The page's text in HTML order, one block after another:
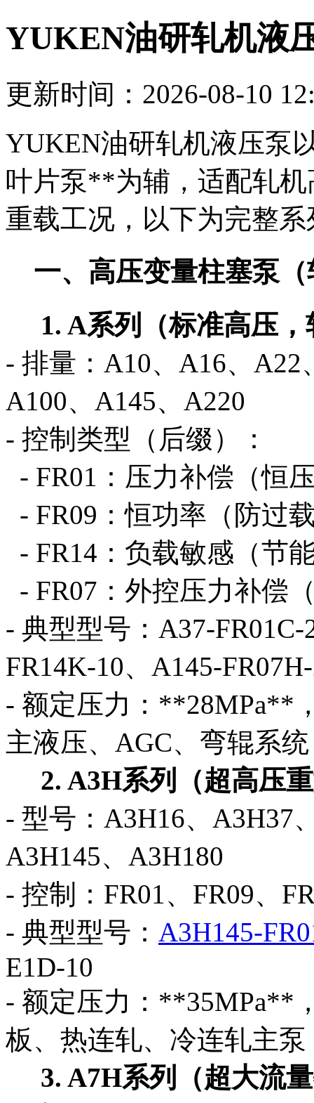
YUKEN油研轧机液
更新时间：2026-08-10
YUKEN油研轧机液压泵
叶片泵**为辅，适配轧
重载工况，以下为完整
一、高压变量柱塞泵（
1. A系列（标准高压，
- 排量：A10、A16、
A100、A145、A220
- 控制类型（后缀）：
- FR01：压力补偿（恒
- FR09：恒功率（防过
- FR14：负载敏感（节
- FR07：外控压力补偿
- 典型型号：A37-
FR14K-10、A145-
- 额定压力：**28MPa**
主液压、AGC、弯辊系统
2. A3H系列（超高压
- 型号：A3H16、A3H37
A3H145、A3H180
- 控制：FR01、FR09、
- 典型型号： A3H145-
E1D-10
- 额定压力：**35MPa**
板、热连轧、冷连轧主泵
3. A7H系列（超大流